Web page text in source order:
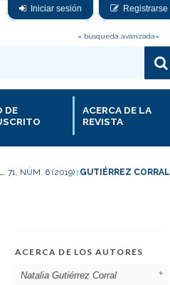
Iniciar sesión Registrarse
» búsqueda avanzada«
DE
ACERCA DE LA
REVISTA
71, NÚM. 6 (2019) GUTIÉRREZ CORRAL
ACERCA DE LOS AUTORES
Natalia Gutiérrez Corral